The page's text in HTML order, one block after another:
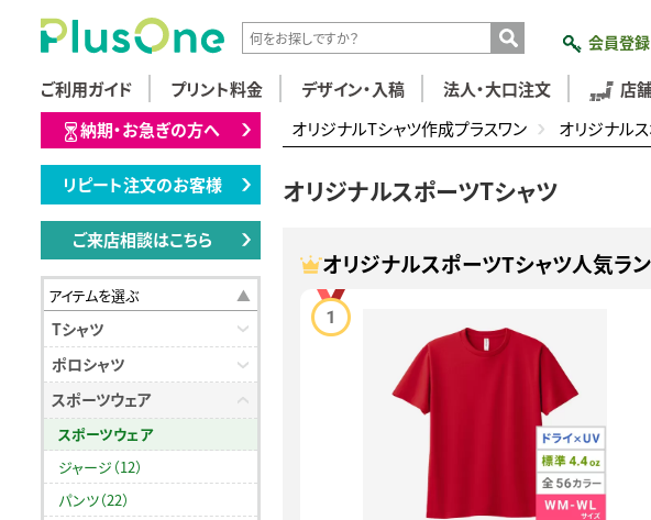
会員登
ご利用ガイド プリント料金 デザイン・入稿 法人・大口注文
店
納期・お急ぎの方へ
リピート注文のお客様
ご来店相談はこちら
アイテムを選ぶ
Tシャツ
ポロシャツ
スポーツウェア
スポーツウェア
ジャージ（12）
パンツ（22）
オリジナルTシャツ作成プラスワン オリジナル
オリジナルスポーツTシャツ
オリジナルスポーツTシャツ人気ラ